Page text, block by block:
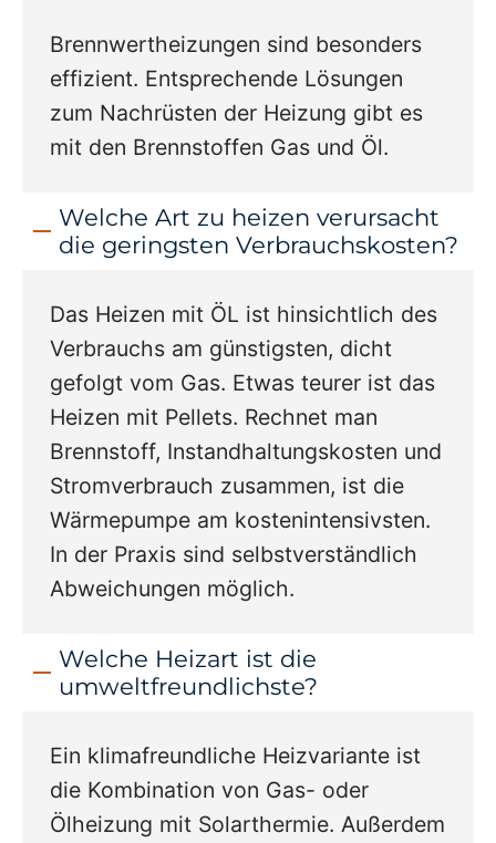
Brennwertheizungen sind besonders
effizient. Entsprechende Lösungen
zum Nachrüsten der Heizung gibt es
mit den Brennstoffen Gas und Öl.
Welche Art zu heizen verursacht
die geringsten Verbrauchskosten?
Das Heizen mit ÖL ist hinsichtlich des
Verbrauchs am günstigsten, dicht
gefolgt vom Gas. Etwas teurer ist das
Heizen mit Pellets. Rechnet man
Brennstoff, Instandhaltungskosten und
Stromverbrauch zusammen, ist die
Wärmepumpe am kostenintensivsten.
In der Praxis sind selbstverständlich
Abweichungen möglich.
Welche Heizart ist die
umweltfreundlichste?
Ein klimafreundliche Heizvariante ist
die Kombination von Gas- oder
Ölheizung mit Solarthermie. Außerdem